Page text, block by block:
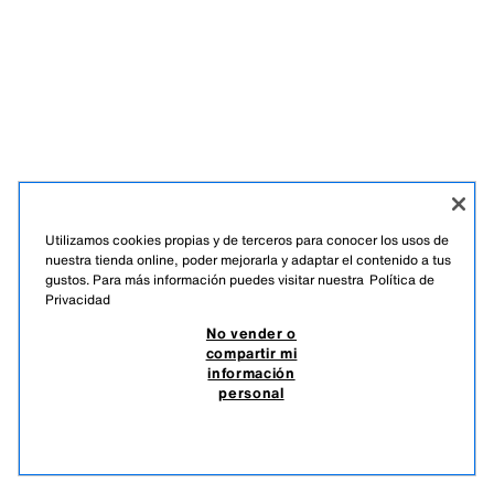
Utilizamos cookies propias y de terceros para conocer los usos de
nuestra tienda online, poder mejorarla y adaptar el contenido a tus
gustos. Para más información puedes visitar nuestra Política de
Privacidad
No vender o
compartir mi
información
personal